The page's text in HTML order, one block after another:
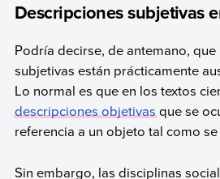
Descripciones subjetivas
Podría decirse, de antemano,
subjetivas están prácticamente
Lo normal es que en los textos
descripciones objetivasque se
referencia a un objeto tal como se
Sin embargo, las disciplinas